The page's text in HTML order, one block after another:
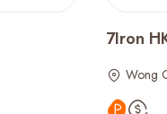
7Iron
Wong